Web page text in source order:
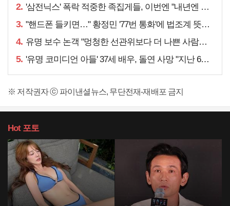
2. '삼전닉스' 폭락 적중한 족집게들, 이번엔 "내년엔 더욱…"
3. "핸드폰 들키면…" 황정민 '77번 통화'에 법조계 뜻밖 예언
4. 유명 보수 논객 "멍청한 선관위보다 더 나쁜 사람들은…"
5. '유명 코미디언 아들' 37세 배우, 돌연 사망 "지난 6월에도…"
※ 저작권자 ⓒ 파이낸셜뉴스, 무단전재-재배포 금지
Hot포토